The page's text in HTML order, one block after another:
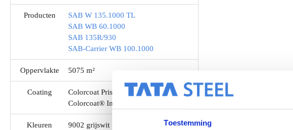
Toestemming
Producten
SAB W 135.1000 TL
SAB WB 60.1000
SAB 135R/930
SAB-Carrier WB 100.1000
Oppervlakte 5075 m²
Coating
Colorcoat Prisma®
Colorcoat® Interieurcoating (KID/DU)
Kleuren
9002 grijswit